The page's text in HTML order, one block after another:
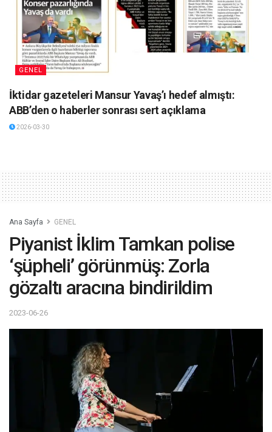
GENEL
İktidar gazeteleri Mansur Yavaş’ı hedef almıştı:
ABB’den o haberler sonrası sert açıklama
2026-03-30
Ana Sayfa GENEL
Piyanist İklim Tamkan polise
‘şüpheli’ görünmüş: Zorla
gözaltı aracına bindirildim
2023-06-26